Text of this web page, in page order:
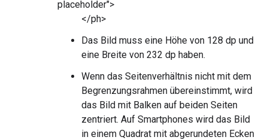
placeholder">
</ph>
Das Bild muss eine Höhe von 128 dp und
eine Breite von 232 dp haben.
Wenn das Seitenverhältnis nicht mit dem
Begrenzungsrahmen übereinstimmt, wird
das Bild mit Balken auf beiden Seiten
zentriert. Auf Smartphones wird das Bild
in einem Quadrat mit abgerundeten Ecken